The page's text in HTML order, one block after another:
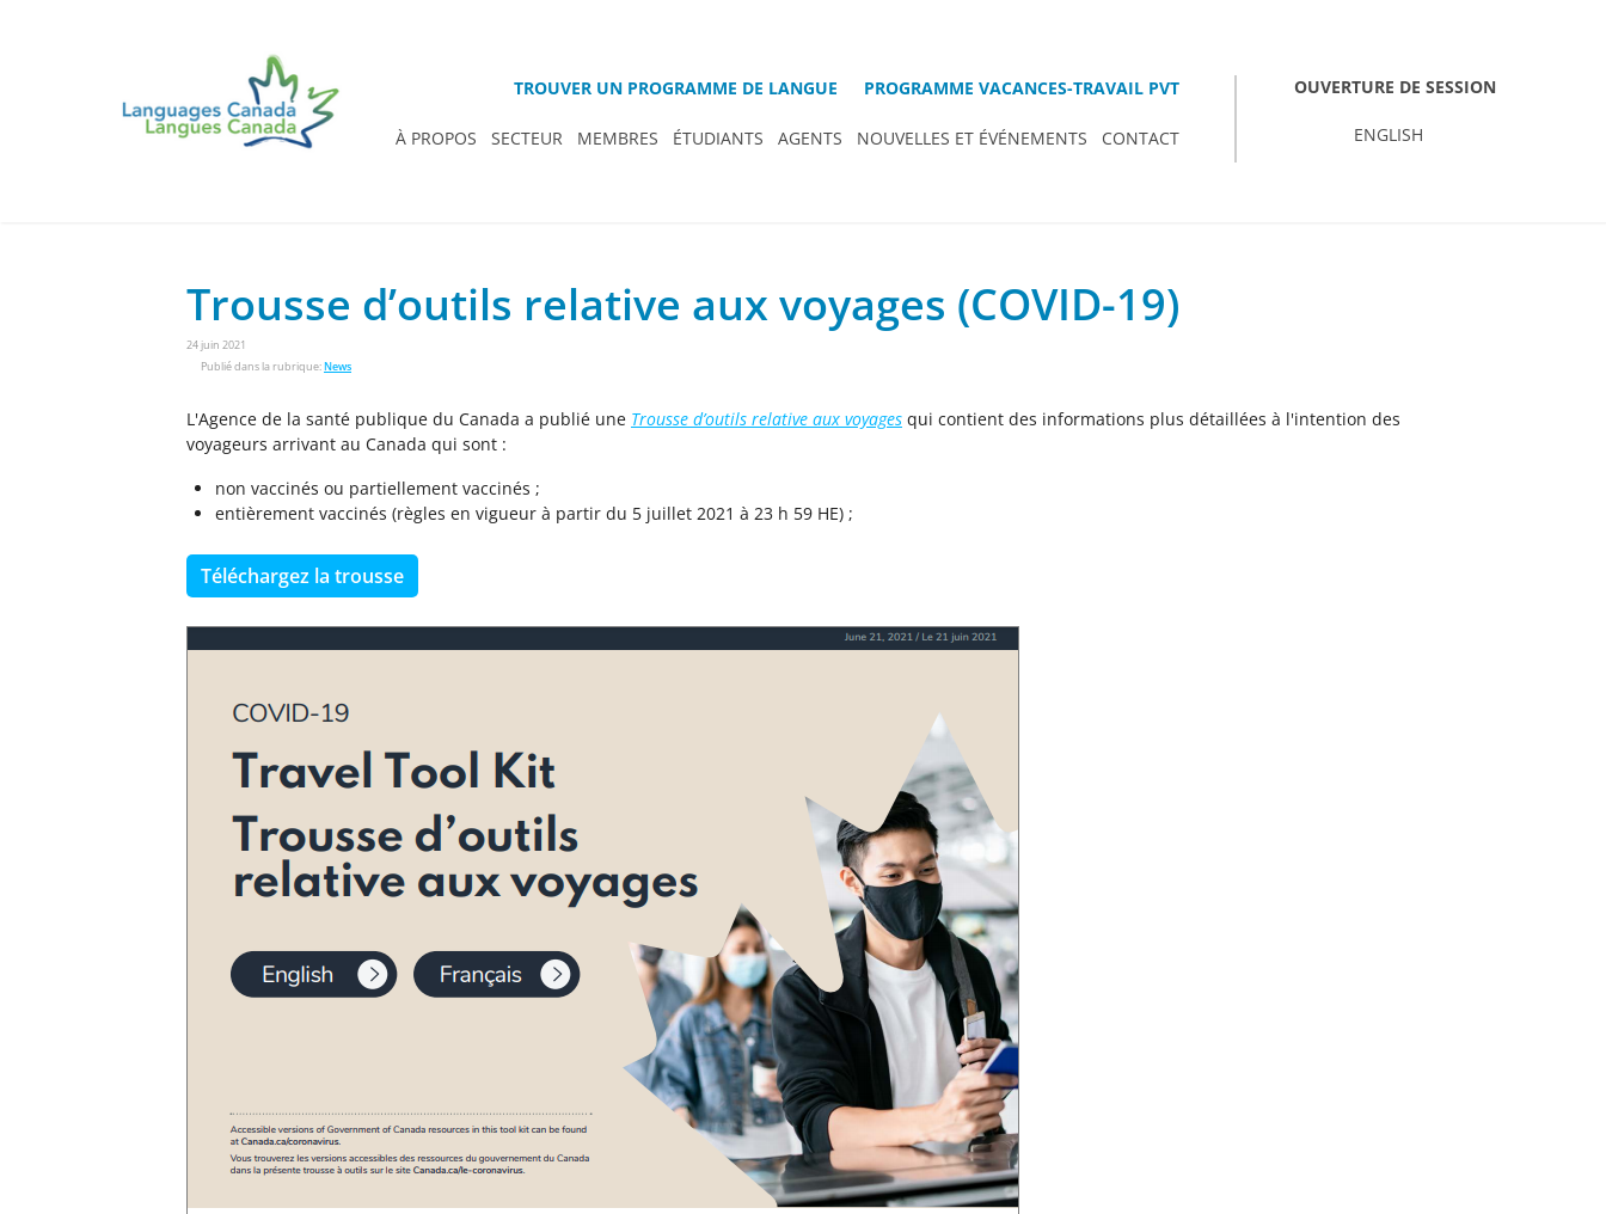
TROUVER UN PROGRAMME DE LANGUE PROGRAMME VACANCES-TRAVAIL PVT
À PROPOS SECTEUR MEMBRES ÉTUDIANTS AGENTS NOUVELLES ET ÉVÉNEMENTS CONTACT
OUVERTURE DE SESSION
ENGLISH
Trousse d’outils relative aux voyages (COVID-19)
24 juin 2021
Publié dans la rubrique:News
L'Agence de la santé publique du Canada a publié une Trousse d’outils relative aux voyages qui contient des informations plus détaillées à l'intention des
voyageurs arrivant au Canada qui sont :
non vaccinés ou partiellement vaccinés ;
entièrement vaccinés (règles en vigueur à partir du 5 juillet 2021 à 23 h 59 HE) ;
Téléchargez la trousse